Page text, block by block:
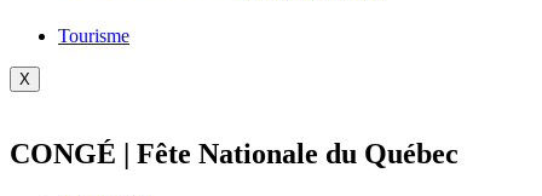
Tourisme
X
CONGÉ | Fête Nationale du Québec